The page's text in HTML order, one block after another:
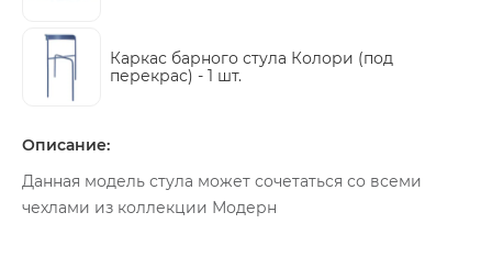
Каркас барного стула Колори (под
перекрас) - 1 шт.
Описание:
Данная модель стула может сочетаться со всеми
чехлами из коллекции Модерн